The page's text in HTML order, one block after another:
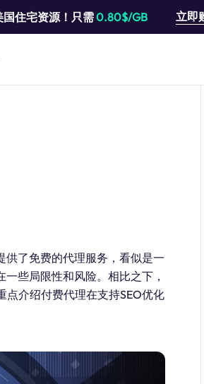
国住宅资源！只需0.80$/GB 立即
供了免费的代理服务，看似是一
些局限性和风险。相比之下，
介绍付费代理在支持SEO优化